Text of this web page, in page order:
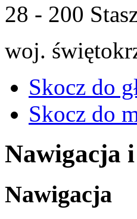
28 - 200
woj.
Skocz do
Skocz do
Nawigacja
Nawigacja